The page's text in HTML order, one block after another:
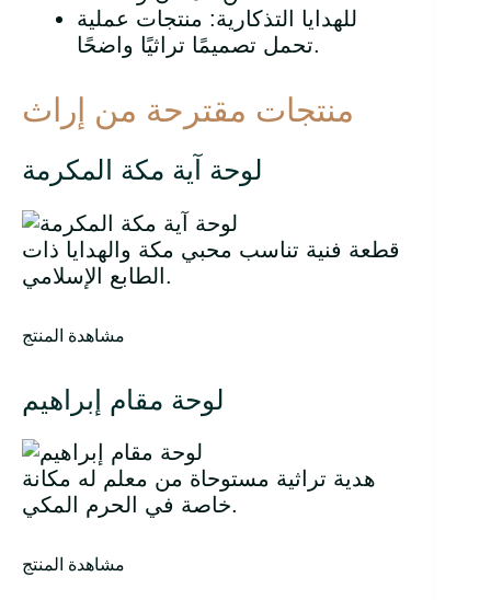
للهدايا التذكارية: منتجات عملية
تحمل تصميمًا تراثيًا واضحًا.
منتجات مقترحة من إراث
لوحة آية مكة المكرمة
قطعة فنية تناسب محبي مكة والهدايا ذات
الطابع الإسلامي.
مشاهدة المنتج
لوحة مقام إبراهيم
هدية تراثية مستوحاة من معلم له مكانة
خاصة في الحرم المكي.
مشاهدة المنتج